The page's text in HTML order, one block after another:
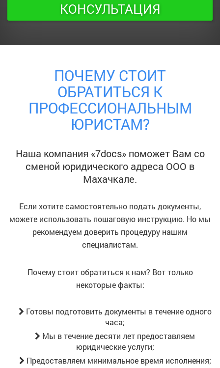
КОНСУЛЬТАЦИЯ
ПОЧЕМУ СТОИТ
ОБРАТИТЬСЯ К
ПРОФЕССИОНАЛЬНЫМ
ЮРИСТАМ?
Наша компания «7docs» поможет Вам со
сменой юридического адреса ООО в
Махачкале.
Если хотите самостоятельно подать документы,
можете использовать пошаговую инструкцию. Но мы
рекомендуем доверить процедуру нашим
специалистам.
Почему стоит обратиться к нам? Вот только
некоторые факты:
Готовы подготовить документы в течение одного
часа;
Мы в течение десяти лет предоставляем
юридические услуги;
Предоставляем минимальное время исполнения;